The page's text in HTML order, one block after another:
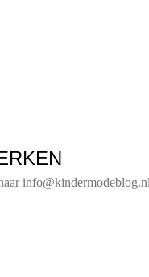
info@kindermodeblog.nl